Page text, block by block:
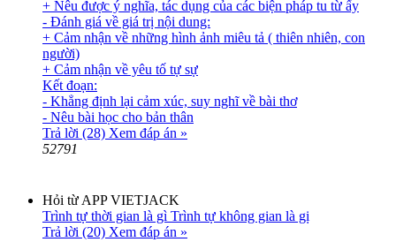
+ Nêu được ý nghĩa, tác dụng của các biện pháp tu từ ấy
- Đánh giá về giá trị nội dung:
+ Cảm nhận về những hình ảnh miêu tả ( thiên nhiên, con
người)
+ Cảm nhận về yêu tố tự sự
Kết đoạn:
- Khẳng định lại cảm xúc, suy nghĩ về bài thơ
- Nêu bài học cho bản thân
Trả lời (28) Xem đáp án »
52791
Hỏi từ APP VIETJACK
Trình tự thời gian là gì Trình tự không gian là gị
Trả lời (20) Xem đáp án »